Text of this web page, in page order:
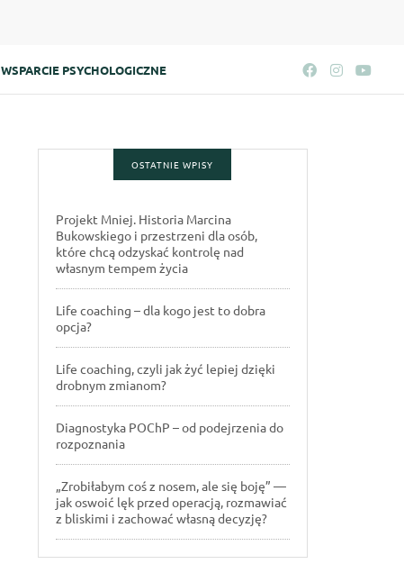
WSPARCIE PSYCHOLOGICZNE
OSTATNIE WPISY
Projekt Mniej. Historia Marcina
Bukowskiego i przestrzeni dla osób,
które chcą odzyskać kontrolę nad
własnym tempem życia
Life coaching – dla kogo jest to dobra
opcja?
Life coaching, czyli jak żyć lepiej dzięki
drobnym zmianom?
Diagnostyka POChP – od podejrzenia do
rozpoznania
„Zrobiłabym coś z nosem, ale się boję” —
jak oswoić lęk przed operacją, rozmawiać
z bliskimi i zachować własną decyzję?